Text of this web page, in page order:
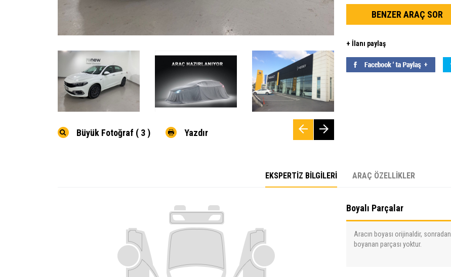
Büyük Fotoğraf ( 3 ) Yazdır
BENZER ARAÇ SOR
+ İlanı paylaş
EKSPERTİZ BİLGİLERİ ARAÇ ÖZELLİKLER
Boyalı Parçalar
Aracın boyası orijinaldir, sonradan
boyanan parçası yoktur.